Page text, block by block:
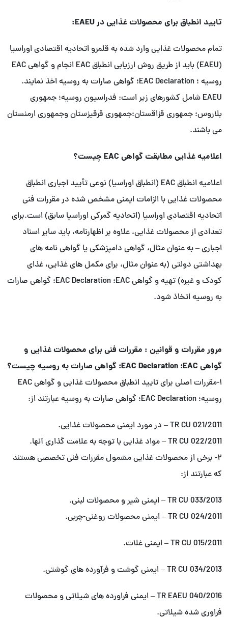
تایید انطباق برای محصولات غذایی در EAEU:
تمام محصولات غذایی وارد شده به قلمرو اتحادیه اقتصادی اوراسیا
(EAEU) باید از طریق روش ارزیابی انطباق EAC انجام و گواهی EAC
روسیه ؛ EAC Declaration؛ گواهی صارات به روسیه اخذ نمایند.
EAEU شامل کشورهای زیر است: فدراسیون روسیه؛ جمهوری
بلاروس؛ جمهوری قزاقستان؛جمهوری قرقیزستان وجمهوری ارمنستان
می باشند.
اعلامیه غذایی مطابقت گواهی EAC چیست؟
اعلامیه انطباق EAC (انطباق اوراسیا) نوعی تأیید اجباری انطباق
محصولات غذایی با الزامات ایمنی مشخص شده در مقررات فنی
اتحادیه اقتصادی اوراسیا (اتحادیه گمرکی اوراسیا سابق) است.برای
تعدادی از محصولات غذایی، علاوه بر اظهارنامه، باید سایر اسناد
اجباری – به عنوان مثال، گواهی دامپزشکی یا گواهی نامه های
بهداشتی دولتی (به عنوان مثال، برای مکمل های غذایی، غذای
کودک و غیره) تهیه و گواهی EAC؛ EAC Declaration؛ گواهی صارات
به روسیه اتخاذ شود.
مرور مقررات و قوانین : مقررات فنی برای محصولات غذایی و
گواهی EAC؛ EAC Declaration؛ گواهی صارات به روسیه چیست؟
۱-مقررات اصلی برای تایید انطباق محصولات غذایی و گواهی EAC
روسیه؛ EAC Declaration؛ گواهی صارات به روسیه عبارتند از:
TR CU 021/2011 – در مورد ایمنی محصولات غذایی.
TR CU 022/2011 – مواد غذایی با توجه به علامت گذاری آنها.
۲- برخی از محصولات غذایی مشمول مقررات فنی تخصصی هستند
که عبارتند از:
TR CU 033/2013 – ایمنی شیر و محصولات لبنی.
TR CU 024/2011 – ایمنی محصولات روغنی-چربی.
TR CU 015/2011 – ایمنی غلات.
TR CU 034/2013 – ایمنی گوشت و فرآورده های گوشتی.
TR EAEU 040/2016 – ایمنی فراورده های شیلاتی و محصولات
فراوری شده شیلاتی.